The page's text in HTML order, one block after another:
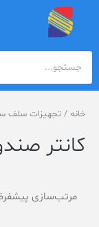
خانه / تجهیزات سلف
کانتر